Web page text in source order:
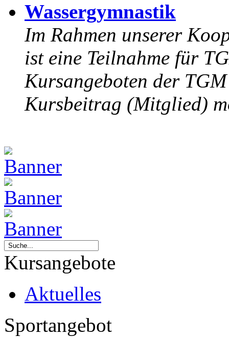
Wassergymnastik
Im Rahmen unserer
ist eine Teilnahme für
Kursangeboten der
Kursbeitrag (Mitglied)
Kursangebote
Aktuelles
Sportangebot